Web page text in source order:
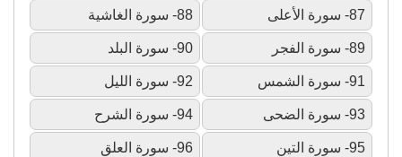
87- سورة الأعلى 88- سورة الغاشية
89- سورة الفجر 90- سورة البلد
91- سورة الشمس 92- سورة الليل
93- سورة الضحى 94- سورة الشرح
95- سورة التين 96- سورة العلق